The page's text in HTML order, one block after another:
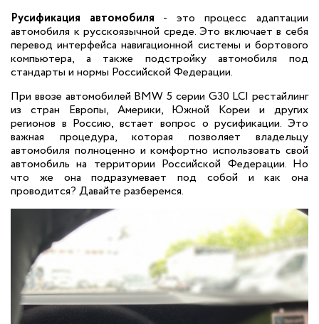
Русификация автомобиля - это процесс адаптации
автомобиля к русскоязычной среде. Это включает в себя
перевод интерфейса навигационной системы и бортового
компьютера, а также подстройку автомобиля под
стандарты и нормы Российской Федерации.
При ввозе автомобилей BMW 5 серии G30 LCI рестайлинг
из стран Европы, Америки, Южной Кореи и других
регионов в Россию, встает вопрос о русификации. Это
важная процедура, которая позволяет владельцу
автомобиля полноценно и комфортно использовать свой
автомобиль на территории Российской Федерации. Но
что же она подразумевает под собой и как она
проводится? Давайте разберемся.